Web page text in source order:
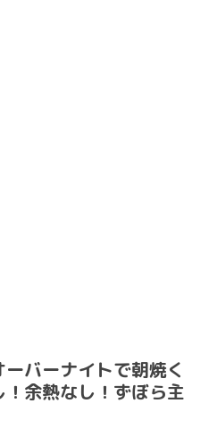
ーバーナイトで朝焼く
余熱なし！ずぼら主